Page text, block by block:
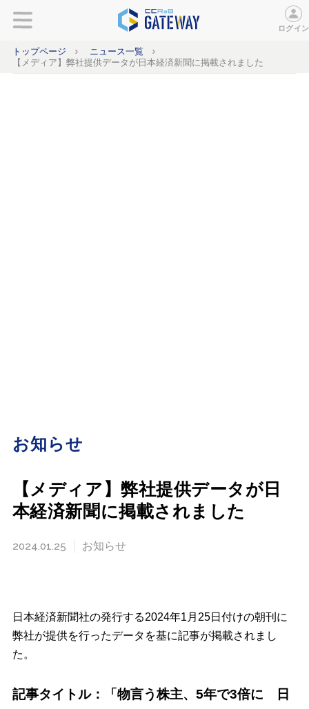
ログイン
トップページ
ニュース一覧
【メディア】弊社提供データが日本経済新聞に掲載されました
お知らせ
【メディア】弊社提供データが日
本経済新聞に掲載されました
2024.01.25 お知らせ
日本経済新聞社の発行する2024年1月25日付けの朝刊に
弊社が提供を行ったデータを基に記事が掲載されまし
た。
記事タイトル：「物言う株主、5年で3倍に 日